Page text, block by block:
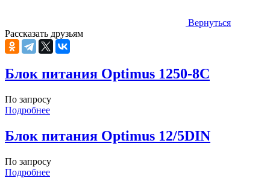
Вернуться
Рассказать друзьям
Блок питания Optimus 1250-8C
По запросу
Подробнее
Блок питания Optimus 12/5DIN
По запросу
Подробнее